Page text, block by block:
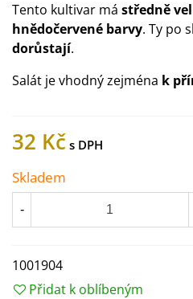
Tento kultivar má středně
hnědočervené barvy. Ty po
dorůstají.
Salát je vhodný zejména k
32 Kč
Skladem
-
1001904
Přidat k oblíbeným